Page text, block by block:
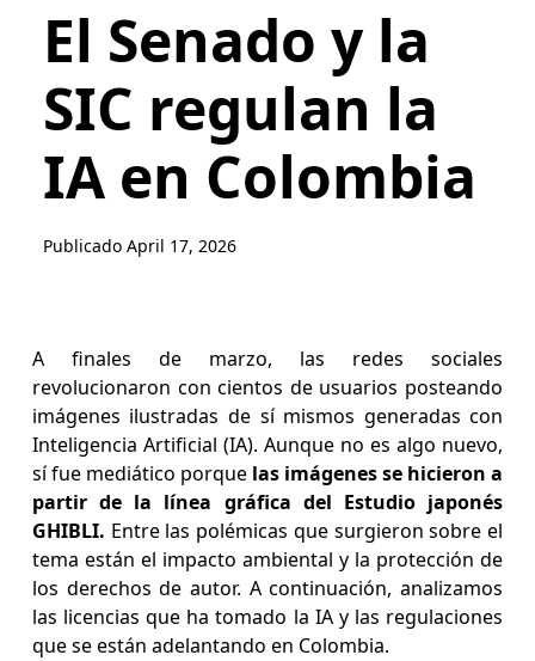
El Senado y la
SIC regulan la
IA en Colombia
Publicado April 17, 2026
A finales de marzo, las redes sociales
revolucionaron con cientos de usuarios posteando
imágenes ilustradas de sí mismos generadas con
Inteligencia Artificial (IA). Aunque no es algo nuevo,
sí fue mediático porquelas imágenes se hicieron a
partir de la línea gráfica del Estudio japonés
GHIBLI. Entre las polémicas que surgieron sobre el
tema están el impacto ambiental y la protección de
los derechos de autor. A continuación, analizamos
las licencias que ha tomado la IA y las regulaciones
que se están adelantando en Colombia.